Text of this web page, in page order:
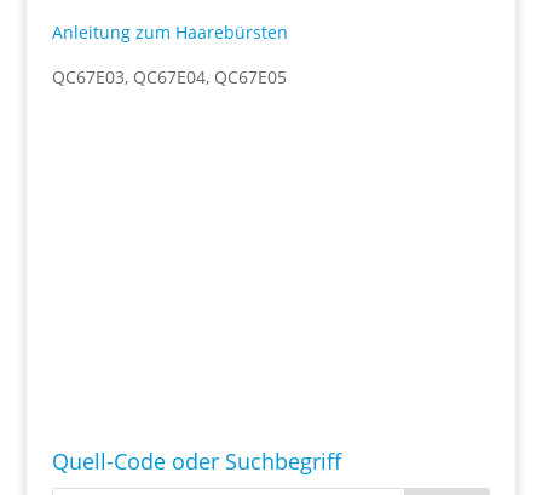
Anleitung zum Haarebürsten
QC67E03, QC67E04, QC67E05
Quell-Code oder Suchbegriff